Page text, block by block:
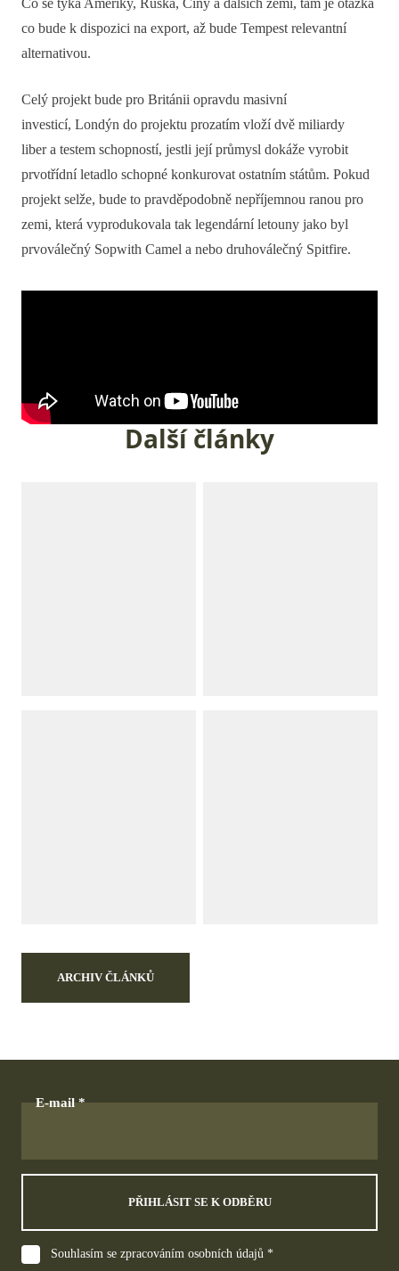
Co se týká Ameriky, Ruska, Číny a dalších zemí, tam je otázka
co bude k dispozici na export, až bude Tempest relevantní
alternativou.
Celý projekt bude pro Británii opravdu masivní
investicí, Londýn do projektu prozatím vloží dvě miliardy
liber a testem schopností, jestli její průmysl dokáže vyrobit
prvotřídní letadlo schopné konkurovat ostatním státům. Pokud
projekt selže, bude to pravděpodobně nepříjemnou ranou pro
zemi, která vyprodukovala tak legendární letouny jako byl
prvoválečný Sopwith Camel a nebo druhoválečný Spitfire.
Další články
ARCHIV ČLÁNKŮ
E-mail
PŘIHLÁSIT SE K ODBĚRU
Souhlasím se zpracováním osobních údajů *